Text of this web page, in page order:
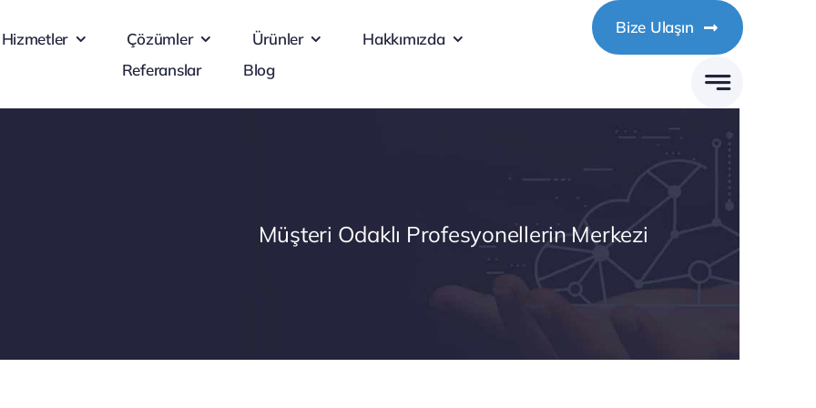
Hizmetler Çözümler Ürünler
Hakkımızda
Referanslar
Blog
Bize Ulaşın
Müşteri Odaklı Profesyonellerin Merkezi